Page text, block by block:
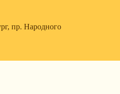
пр. Народного